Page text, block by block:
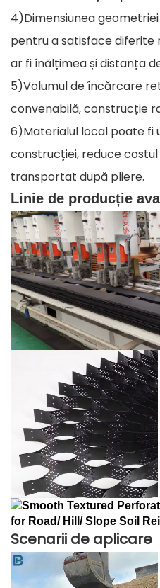
4)Dimensiunea
pentru a satisface diferite
ar fi înălțimea și distanța
5)Volumul de încărcare
convenabilă, construcție
6)Materialul local poate fi
construcției, reduce
transportat după pliere.
Linie de producție
Scenarii de aplicare